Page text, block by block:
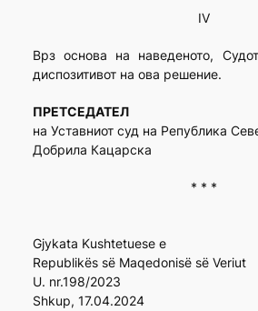
IV
Врз основа на наведеното,
диспозитивот на ова решение.
ПРЕТСЕДАТЕЛ
на Уставниот суд на Република
Добрила Кацарска
* * *
Gjykata Kushtetuese e
Republikës së Maqedonisë së Veriut
U. nr.198/2023
Shkup, 17.04.2024